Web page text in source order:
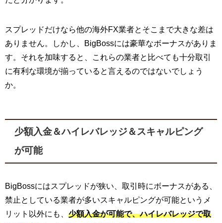
スプレッドだけなら他の海外FX業者とそこまで大きな差は
ありません。しかし、BigBossには豪華なボーナスがありま
す。それを加味すると、これらの業者と比べても十分取引
に有利な環境が揃っていると言えるのではないでしょう
か。
少額入金＆ハイレバレッジ＆スキャルピング
が可能
BigBossにはスプレッドが狭い、取引時にボーナスがある、
禁止としている業者が多いスキャルピングが可能というメ
リット以外にも、 少額入金が可能で、ハイレバレッジで取